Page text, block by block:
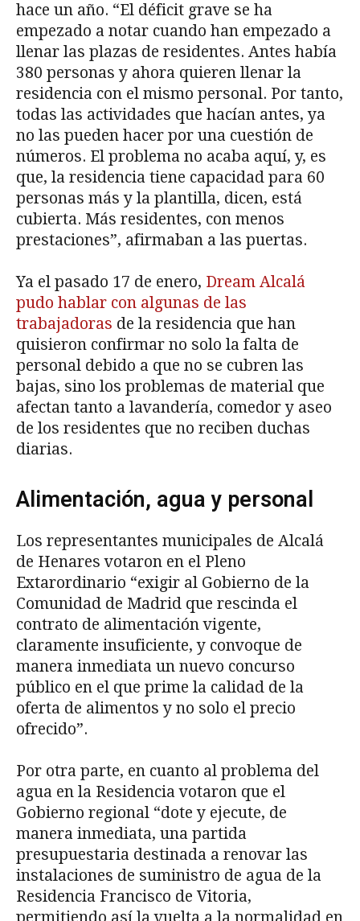
hace un año. “El déficit grave se ha
empezado a notar cuando han empezado a
llenar las plazas de residentes. Antes había
380 personas y ahora quieren llenar la
residencia con el mismo personal. Por tanto,
todas las actividades que hacían antes, ya
no las pueden hacer por una cuestión de
números. El problema no acaba aquí, y, es
que, la residencia tiene capacidad para 60
personas más y la plantilla, dicen, está
cubierta. Más residentes, con menos
prestaciones”, afirmaban a las puertas.
Ya el pasado 17 de enero, Dream Alcalá
pudo hablar con algunas de las
trabajadoras de la residencia que han
quisieron confirmar no solo la falta de
personal debido a que no se cubren las
bajas, sino los problemas de material que
afectan tanto a lavandería, comedor y aseo
de los residentes que no reciben duchas
diarias.
Alimentación, agua y personal
Los representantes municipales de Alcalá
de Henares votaron en el Pleno
Extarordinario “exigir al Gobierno de la
Comunidad de Madrid que rescinda el
contrato de alimentación vigente,
claramente insuficiente, y convoque de
manera inmediata un nuevo concurso
público en el que prime la calidad de la
oferta de alimentos y no solo el precio
ofrecido”.
Por otra parte, en cuanto al problema del
agua en la Residencia votaron que el
Gobierno regional “dote y ejecute, de
manera inmediata, una partida
presupuestaria destinada a renovar las
instalaciones de suministro de agua de la
Residencia Francisco de Vitoria,